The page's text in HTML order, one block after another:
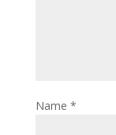
Name *